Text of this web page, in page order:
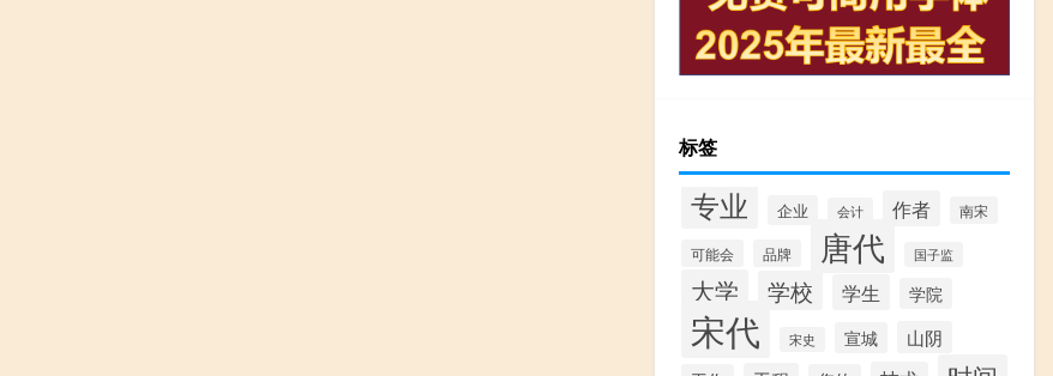
标签
专业 企业 会计 作者 南宋
可能会 品牌 唐代 国子监
大学 学校 学生 学院
宋代 宋史 宣城 山阴